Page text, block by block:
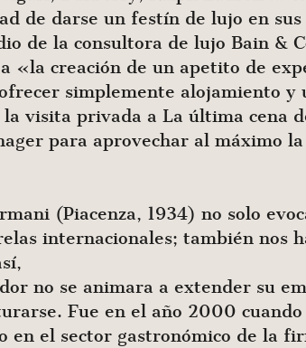
de darse un festín de lujo en
de la consultora de lujo Bain &
«la creación de un apetito de
simplemente alojamiento
la visita privada a La última cena
para aprovechar al máximo
(Piacenza, 1934) no solo
internacionales; también nos
no se animara a extender su
Fue en el año 2000
en el sector gastronómico de la